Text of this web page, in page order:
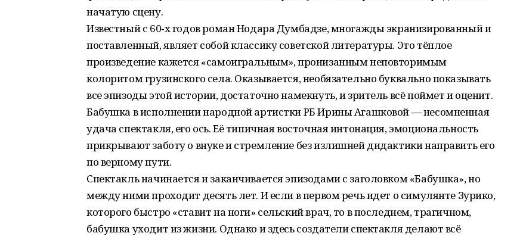
начатую сцену.
Известный с 60‑х годов роман Нодара Думбадзе, многажды экранизированный и
поставленный, являет собой классику советской литературы. Это тёплое
произведение кажется «самоигральным», пронизанным неповторимым
колоритом грузинского села. Оказывается, необязательно буквально показывать
все эпизоды этой истории, достаточно намекнуть, и зритель всё поймет и оценит.
Бабушка в исполнении народной артистки РБ Ирины Агашковой — несомненная
удача спектакля, его ось. Её типичная восточная интонация, эмоциональность
прикрывают заботу о внуке и стремление без излишней дидактики направить его
по верному пути.
Спектакль начинается и заканчивается эпизодами с заголовком «Бабушка», но
между ними проходит десять лет. И если в первом речь идет о симулянте Зурико,
которого быстро «ставит на ноги» сельский врач, то в последнем, трагичном,
бабушка уходит из жизни. Однако и здесь создатели спектакля делают всё